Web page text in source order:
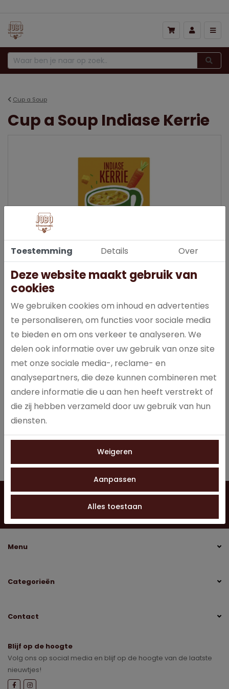
Cup a Soup
Cup a Soup Indiase Kerrie
Cup-a-Soup Indiase Kerrie: een snelle, hartige opkikker die je
weer energie geeft om door te gaan! Vol kruidige kerrie, maar
ook met stukjes wortel, tomaat en knapperige croutons voor
een nog vollere smaak. In een verpakking Cup-a-Soup Indiase
Kerrie zitten 21 heerlijke zakjes Cup-a-Soup. Een zakje van deze
heerlijke Cup-a-Soup Indiase Kerrie bevat 72 calorieën per
mok.
Specificaties
Artikelnummer 0083
Vragen?
Menu
Categorieën
Contact
Blijf op de hoogte
Volg ons op social media en blijf op de hoogte van de laatste
nieuwtjes!
Toestemming Details Over
Deze website maakt gebruik van
cookies
We gebruiken cookies om inhoud en advertenties
te personaliseren, om functies voor sociale media
te bieden en om ons verkeer te analyseren. We
delen ook informatie over uw gebruik van onze site
met onze sociale media-, reclame- en
analysepartners, die deze kunnen combineren met
andere informatie die u aan hen heeft verstrekt of
die zij hebben verzameld door uw gebruik van hun
diensten.
Weigeren
Aanpassen
Alles toestaan